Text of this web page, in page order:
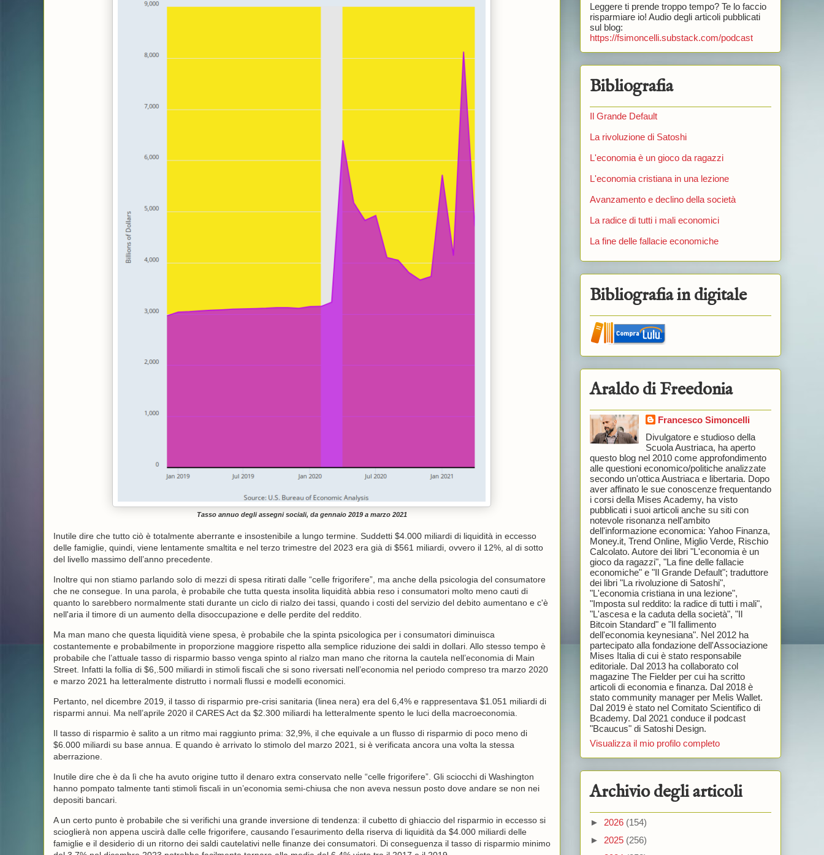
Tasso annuo degli assegni sociali, da gennaio 2019 a marzo 2021
Inutile dire che tutto ciò è totalmente aberrante e insostenibile a lungo termine. Suddetti $4.000 miliardi di liquidità in eccesso
delle famiglie, quindi, viene lentamente smaltita e nel terzo trimestre del 2023 era già di $561 miliardi, ovvero il 12%, al di sotto
del livello massimo dell’anno precedente.
Inoltre qui non stiamo parlando solo di mezzi di spesa ritirati dalle “celle frigorifere”, ma anche della psicologia del consumatore
che ne consegue. In una parola, è probabile che tutta questa insolita liquidità abbia reso i consumatori molto meno cauti di
quanto lo sarebbero normalmente stati durante un ciclo di rialzo dei tassi, quando i costi del servizio del debito aumentano e c'è
nell'aria il timore di un aumento della disoccupazione e delle perdite del reddito.
Ma man mano che questa liquidità viene spesa, è probabile che la spinta psicologica per i consumatori diminuisca
costantemente e probabilmente in proporzione maggiore rispetto alla semplice riduzione dei saldi in dollari. Allo stesso tempo è
probabile che l’attuale tasso di risparmio basso venga spinto al rialzo man mano che ritorna la cautela nell’economia di Main
Street. Infatti la follia di $6,.500 miliardi in stimoli fiscali che si sono riversati nell’economia nel periodo compreso tra marzo 2020
e marzo 2021 ha letteralmente distrutto i normali flussi e modelli economici.
Pertanto, nel dicembre 2019, il tasso di risparmio pre-crisi sanitaria (linea nera) era del 6,4% e rappresentava $1.051 miliardi di
risparmi annui. Ma nell’aprile 2020 il CARES Act da $2.300 miliardi ha letteralmente spento le luci della macroeconomia.
Il tasso di risparmio è salito a un ritmo mai raggiunto prima: 32,9%, il che equivale a un flusso di risparmio di poco meno di
$6.000 miliardi su base annua. E quando è arrivato lo stimolo del marzo 2021, si è verificata ancora una volta la stessa
aberrazione.
Inutile dire che è da lì che ha avuto origine tutto il denaro extra conservato nelle “celle frigorifere”. Gli sciocchi di Washington
hanno pompato talmente tanti stimoli fiscali in un’economia semi-chiusa che non aveva nessun posto dove andare se non nei
depositi bancari.
A un certo punto è probabile che si verifichi una grande inversione di tendenza: il cubetto di ghiaccio del risparmio in eccesso si
scioglierà non appena uscirà dalle celle frigorifere, causando l’esaurimento della riserva di liquidità da $4.000 miliardi delle
famiglie e il desiderio di un ritorno dei saldi cautelativi nelle finanze dei consumatori. Di conseguenza il tasso di risparmio minimo
Leggere ti prende troppo tempo? Te lo faccio
risparmiare io! Audio degli articoli pubblicati
sul blog:
https://fsimoncelli.substack.com/podcast
Bibliografia
Il Grande Default
La rivoluzione di Satoshi
L'economia è un gioco da ragazzi
L'economia cristiana in una lezione
Avanzamento e declino della società
La radice di tutti i mali economici
La fine delle fallacie economiche
Bibliografia in digitale
Araldo di Freedonia
Francesco Simoncelli
Divulgatore e studioso della
Scuola Austriaca, ha aperto
questo blog nel 2010 come approfondimento
alle questioni economico/politiche analizzate
secondo un'ottica Austriaca e libertaria. Dopo
aver affinato le sue conoscenze frequentando
i corsi della Mises Academy, ha visto
pubblicati i suoi articoli anche su siti con
notevole risonanza nell'ambito
dell'informazione economica: Yahoo Finanza,
Money.it, Trend Online, Miglio Verde, Rischio
Calcolato. Autore dei libri "L'economia è un
gioco da ragazzi", "La fine delle fallacie
economiche" e "Il Grande Default"; traduttore
dei libri "La rivoluzione di Satoshi",
"L'economia cristiana in una lezione",
"Imposta sul reddito: la radice di tutti i mali",
"L'ascesa e la caduta della società", "Il
Bitcoin Standard" e "Il fallimento
dell'economia keynesiana". Nel 2012 ha
partecipato alla fondazione dell'Associazione
Mises Italia di cui è stato responsabile
editoriale. Dal 2013 ha collaborato col
magazine The Fielder per cui ha scritto
articoli di economia e finanza. Dal 2018 è
stato community manager per Melis Wallet.
Dal 2019 è stato nel Comitato Scientifico di
Bcademy. Dal 2021 conduce il podcast
"Bcaucus" di Satoshi Design.
Visualizza il mio profilo completo
Archivio degli articoli
► 2026 (154)
► 2025 (256)